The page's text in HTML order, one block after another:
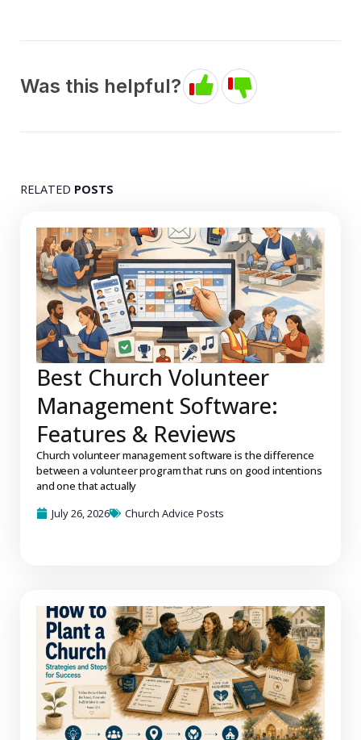
Was this helpful?
RELATED POSTS
Best Church Volunteer
Management Software:
Features & Reviews
Church volunteer management software is the difference
between a volunteer program that runs on good intentions
and one that actually
July 26, 2026
Church Advice Posts